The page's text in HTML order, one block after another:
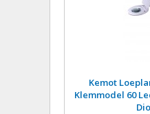
Kemot
Klemmodel 60